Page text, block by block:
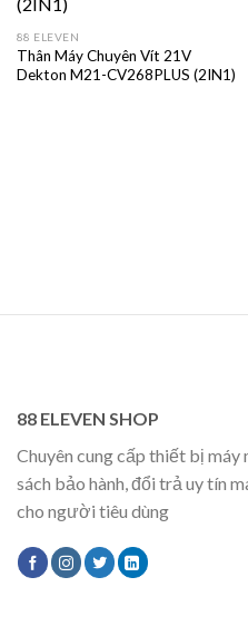
88 ELEVEN
Thân Máy Chuyên Vít 21V
Dekton M21-CV268PLUS (2IN1)
88 ELEVEN SHOP
Chuyên cung cấp thiết bị máy
sách bảo hành, đổi trả uy tín
cho người tiêu dùng